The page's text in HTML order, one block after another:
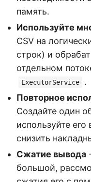
память.
Используйте
CSV на
строк) и
отдельном
ExecutorService
.
Повторное
Создайте один
используйте
снизить
Сжатие вывода
большой,